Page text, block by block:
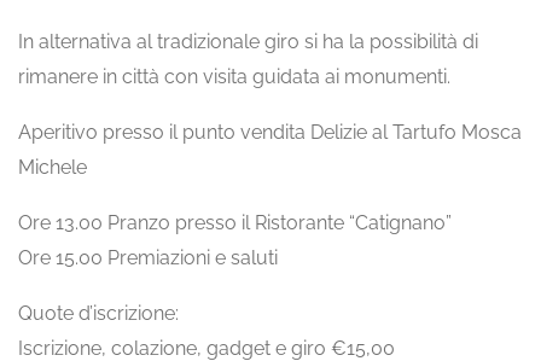
In alternativa al tradizionale giro si ha la possibilità di
rimanere in città con visita guidata ai monumenti.
Aperitivo presso il punto vendita Delizie al Tartufo Mosca
Michele
Ore 13.00 Pranzo presso il Ristorante “Catignano”
Ore 15.00 Premiazioni e saluti
Quote d’iscrizione:
Iscrizione, colazione, gadget e giro €15,00